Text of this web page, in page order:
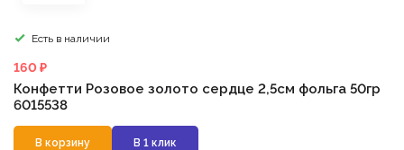
Есть в наличии
160 ₽
Конфетти Розовое золото сердце 2,5см фольга 50гр
6015538
В корзину В 1 клик